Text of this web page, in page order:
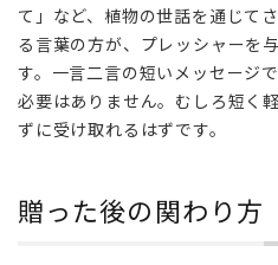
て」など、植物の世話を通じて
る言葉の方が、プレッシャーを
す。一言二言の短いメッセージ
必要はありません。むしろ短く
ずに受け取れるはずです。
贈った後の関わり方